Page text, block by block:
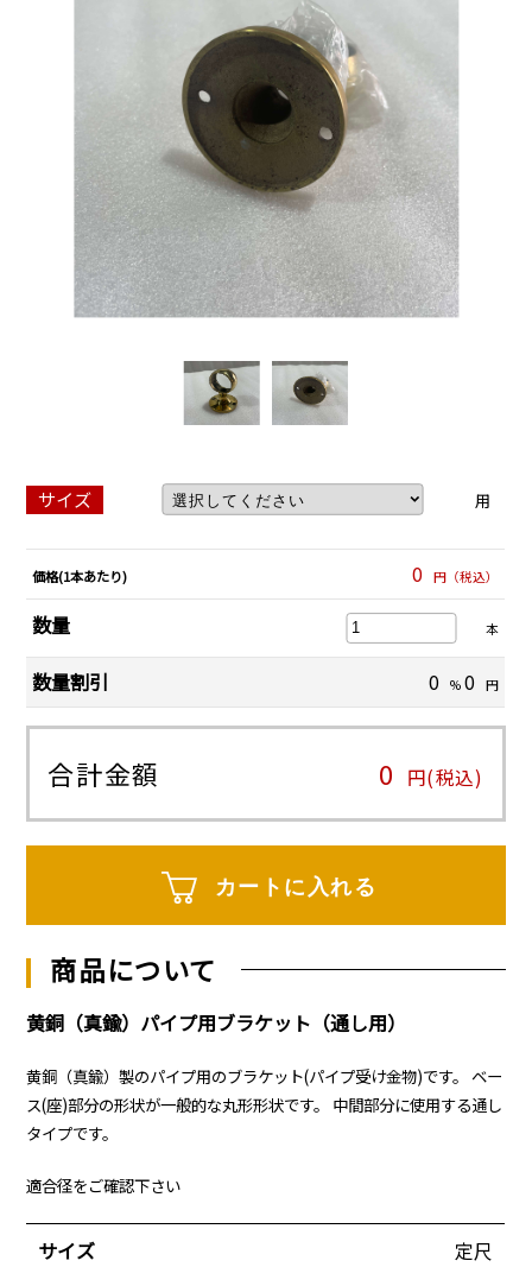
サイズ 用
価格(1本あたり) 0 円（税込）
数量 本
数量割引 0 % 0 円
合計金額 0 円(税込)
カートに入れる
商品について
黄銅（真鍮）パイプ用ブラケット（通し用）
黄銅（真鍮）製のパイプ用のブラケット(パイプ受け金物)です。 ベー
ス(座)部分の形状が一般的な丸形形状です。 中間部分に使用する通し
タイプです。
適合径をご確認下さい
サイズ
定尺